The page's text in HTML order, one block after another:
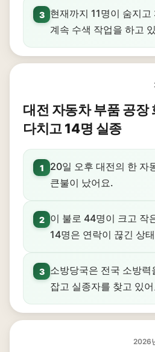
3
현재까지 11명이 숨지
계속 수색 작업을 하고
대전 자동차 부품 공장
다치고 14명 실종
1
20일 오후 대전의 한 자
큰불이 났어요.
2
이 불로 44명이 크고 작
14명은 연락이 끊긴 상
3
소방당국은 전국 소방력
잡고 실종자를 찾고 있
2026